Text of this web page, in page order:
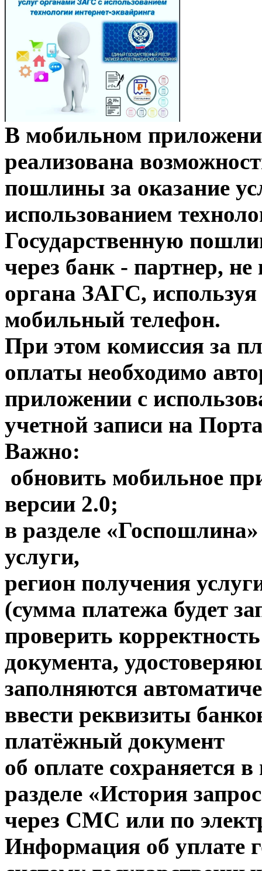
В мобильном
реализована
пошлины за оказание
использованием
Государственную
через банк - партнер,
органа ЗАГС,
мобильный телефон.
При этом комиссия за
оплаты необходимо
приложении с
учетной записи на
Важно:
обновить мобильное
версии 2.0;
в разделе
услуги,
регион получения
(сумма платежа будет
проверить
документа,
заполняются
ввести реквизиты
платёжный документ
об оплате сохраняется
разделе «История
через СМС или по
Информация об уплате